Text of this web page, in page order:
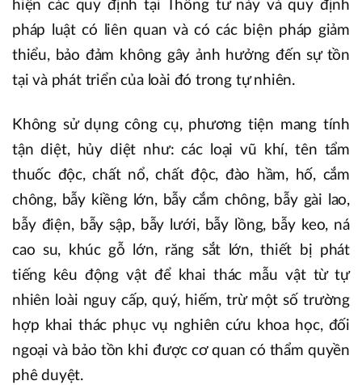
hiện các quy định tại Thông tư này và quy định
pháp luật có liên quan và có các biện pháp giảm
thiểu, bảo đảm không gây ảnh hưởng đến sự tồn
tại và phát triển của loài đó trong tự nhiên.
Không sử dụng công cụ, phương tiện mang tính
tận diệt, hủy diệt như: các loại vũ khí, tên tẩm
thuốc độc, chất nổ, chất độc, đào hầm, hố, cắm
chông, bẫy kiềng lớn, bẫy cắm chông, bẫy gài lao,
bẫy điện, bẫy sập, bẫy lưới, bẫy lồng, bẫy keo, ná
cao su, khúc gỗ lớn, răng sắt lớn, thiết bị phát
tiếng kêu động vật để khai thác mẫu vật từ tự
nhiên loài nguy cấp, quý, hiếm, trừ một số trường
hợp khai thác phục vụ nghiên cứu khoa học, đối
ngoại và bảo tồn khi được cơ quan có thẩm quyền
phê duyệt.